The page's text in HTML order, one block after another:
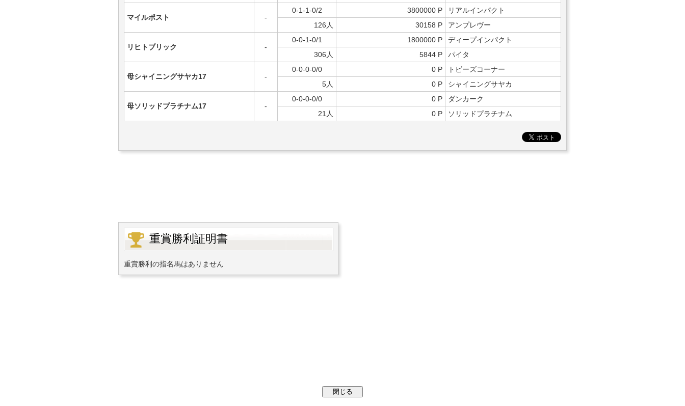
マイルポスト -
0-1-1-0/2 3800000 P
リアルインパクト
126人
30158 P アンプレヴー
リヒトブリック -
0-0-1-0/1 1800000 P
ディープインパクト
306人
5844 P パイタ
母シャイニングサヤカ17 -
0-0-0-0/0 0 P
トビーズコーナー
5人
0 P シャイニングサヤカ
母ソリッドプラチナム17 -
0-0-0-0/0 0 P
ダンカーク
21人
0 P ソリッドプラチナム
重賞勝利証明書
重賞勝利の指名馬はありません